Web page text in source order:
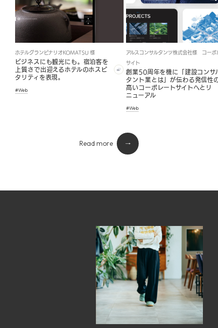
ホテルグランビナリオKOMATSU 様
ビジネスにも観光にも。宿泊客を
上質さで出迎えるホテルのホスピ
タリティを表現。
#Web
アルスコンサルタンツ株式会社様 コーポ
サイト
創業50周年を機に「建設コンサ
タント業とは」が伝わる発信性
高いコーポレートサイトへとリ
ニューアル
#Web
Read more